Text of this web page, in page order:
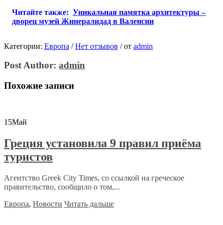
Читайте также: Уникальная памятка архитектуры –
дворец музей Жинералидад в Валенсии
Категории: Европа / Нет отзывов /от admin
Post Author: admin
Похожие записи
15Май
Греция установила 9 правил приёма
туристов
Агентство Greek City Times, со ссылкой на греческое
правительство, сообщило о том,...
Европа, Новости Читать дальше